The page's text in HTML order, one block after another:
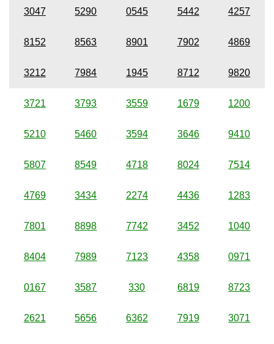
3047 5290 0545 5442 4257
8152 8563 8901 7902 4869
3212 7984 1945 8712 9820
3721 3793 3559 1679 1200
5210 5460 3594 3646 9410
5807 8549 4718 8024 7514
4769 3434 2274 4436 1283
7801 8898 7742 3452 1040
8404 7989 7123 4358 0971
0167 3587 330 6819 8723
2621 5656 6362 7919 3071